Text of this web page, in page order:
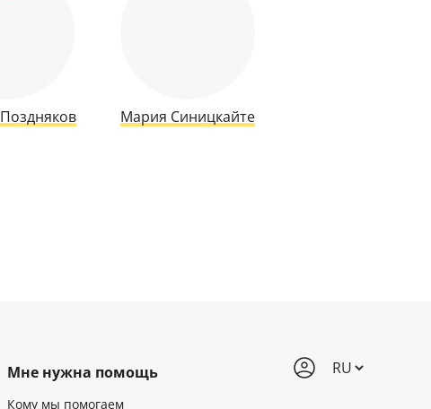
Мария Синицкайте
Мне нужна помощь
Кому мы помогаем